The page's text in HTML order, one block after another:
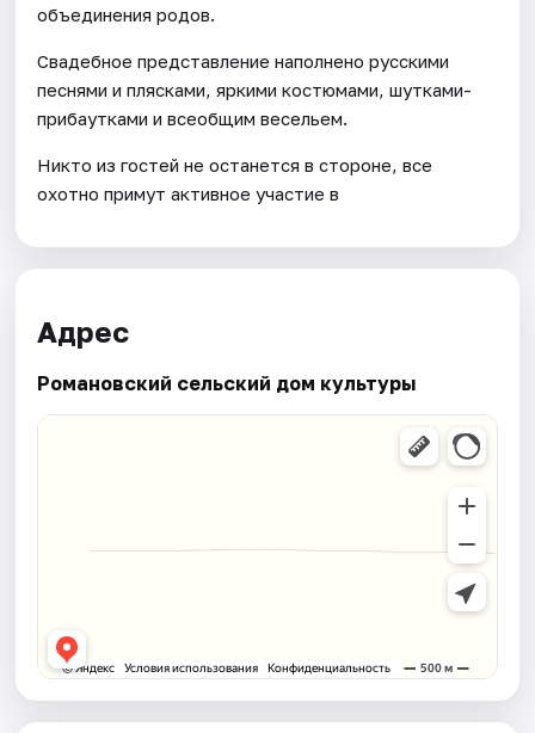
объединения родов.
Свадебное представление наполнено русскими
песнями и плясками, яркими костюмами, шутками-
прибаутками и всеобщим весельем.
Никто из гостей не останется в стороне, все
охотно примут активное участие в
Адрес
Романовский сельский дом культуры